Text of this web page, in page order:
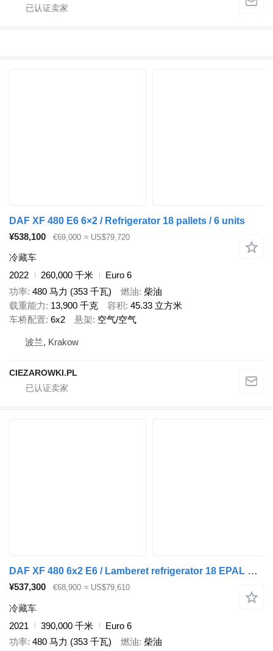
DAF XF 480 E6 6×2 / Refrigerator 18 pallets / 6 units
¥538,100
€69,000 ≈ US$79,720
冷藏车
2022
260,000 千米
Euro 6
功率 480 马力 (353 千瓦) 燃油 柴油
载重能力
13,900 千克 容积 45.33 立方米
车桥配置 6x2 悬架 空气/空气
波兰, Krakow
CIEZAROWKI.PL
DAF XF 480 6x2 E6 / Lamberet refrigerator 18 EPAL Multitemperature /
¥537,300 €68,900 ≈ US$79,610
冷藏车
2021
390,000 千米
Euro 6
功率 480 马力 (353 千瓦) 燃油 柴油